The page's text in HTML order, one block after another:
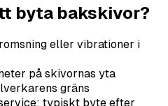
byta bakskivor?
eller vibrationer i
på skivornas yta
gräns
typiskt byte efter